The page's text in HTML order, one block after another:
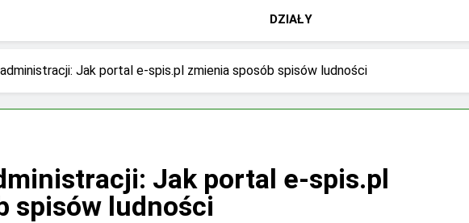
DZIAŁY
Jak portal e-spis.pl zmienia sposób spisów ludności
Jak portal e-spis.pl
spisów ludności